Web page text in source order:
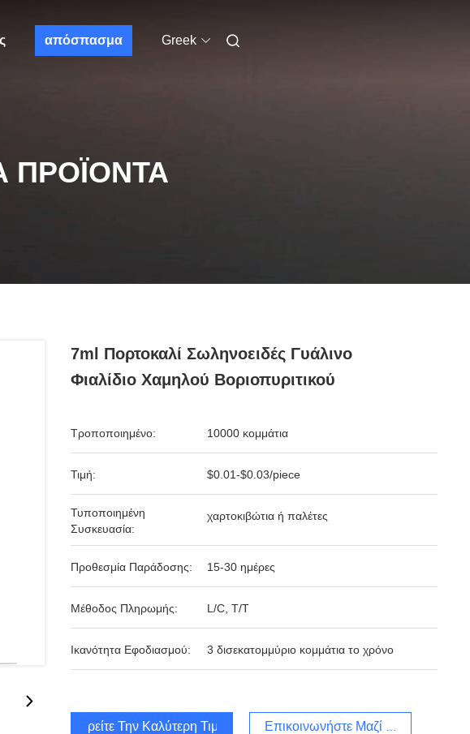
απόσπασμα Greek
ΠΡΟΪΌΝΤΑ
7ml Πορτοκαλί Σωληνοειδές Γυάλινο
Φιαλίδιο Χαμηλού Βοριοπυριτικού
Τροποποιημένο: 10000 κομμάτια
Τιμή: $0.01-$0.03/piece
Τυποποιημένη
Συσκευασία:
χαρτοκιβώτια ή παλέτες
Προθεσμία Παράδοσης: 15-30 ημέρες
Μέθοδος Πληρωμής: L/C, T/T
Ικανότητα Εφοδιασμού: 3 δισεκατομμύριο κομμάτια το χρόνο
Βρείτε Την Καλύτερη Τιμή Επικοινωνήστε Μαζί Μας